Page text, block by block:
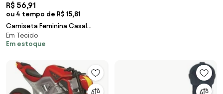
R$ 56,91
ou 4 tempo de R$ 15,81
Camiseta Feminina Casal
Astronauta na Lua - Cinza
Chumbo - G
Em Tecido
Em estoque